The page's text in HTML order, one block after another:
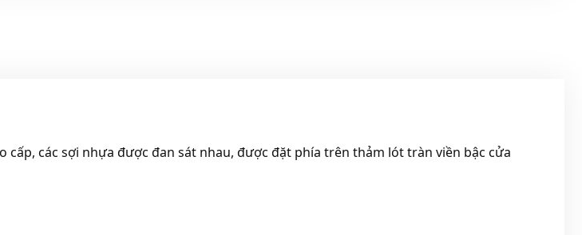
cấp, các sợi nhựa được đan sát nhau, được đặt phía trên thảm lót tràn viền bậc cửa